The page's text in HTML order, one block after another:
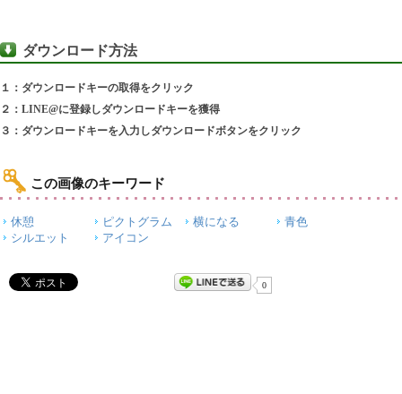
ダウンロード方法
１：ダウンロードキーの取得をクリック
２：LINE@に登録しダウンロードキーを獲得
３：ダウンロードキーを入力しダウンロードボタンをクリック
この画像のキーワード
休憩 ピクトグラム 横になる
青色
シルエット
アイコン
0